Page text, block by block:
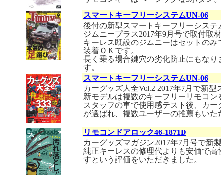
スマートキーフリーシステムUN-06
後付の新型スマートキーフリーシステ
ジムニープラス2017年9月号で取付取
キーレス既設のジムニーはセットのみ
装着ＯＫです。
長く乗る場合鍵穴の劣化防止にもな
す。
スマートキーフリーシステムUN-06
カーグッズ大全Vol.2 2017年7月で新
新モデルは複数のキーフリーリモコン
スタッフの車で使用感テスト後、カ
が選ばれ、複数ユーザーの推薦もいた
リモコンドアロック46-1871D
カーグッズマガジン2017年7月号で新
純正キーレスの修理代よりも安価で
すという評価をいただきました。